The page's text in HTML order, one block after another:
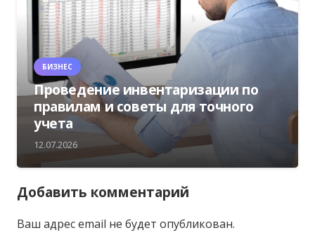
БИЗНЕС
Проведение инвентаризации по
правилам и советы для точного
учета
12.07.2026
Добавить комментарий
Ваш адрес email не будет опубликован.